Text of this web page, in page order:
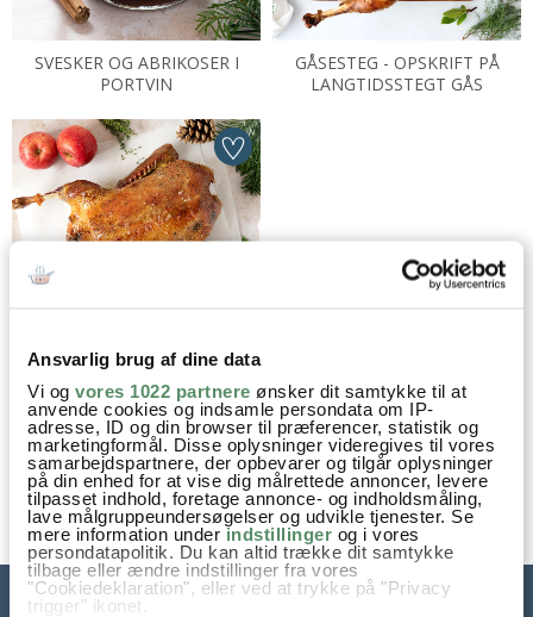
Ansvarlig brug af dine data
Vi og vores 1022 partnere ønsker dit samtykke til at
anvende cookies og indsamle persondata om IP-
adresse, ID og din browser til præferencer, statistik og
marketingformål. Disse oplysninger videregives til vores
samarbejdspartnere, der opbevarer og tilgår oplysninger
på din enhed for at vise dig målrettede annoncer, levere
tilpasset indhold, foretage annonce- og indholdsmåling,
lave målgruppeundersøgelser og udvikle tjenester. Se
mere information under indstillinger og i vores
persondatapolitik. Du kan altid trække dit samtykke
tilbage eller ændre indstillinger fra vores
"Cookiedeklaration", eller ved at trykke på "Privacy
trigger" ikonet.
SVESKER OG ABRIKOSER I
PORTVIN
GÅSESTEG - OPSKRIFT PÅ
LANGTIDSSTEGT GÅS
KLASSISK ANDESTEG MED
ÆBLER OG SVESKER